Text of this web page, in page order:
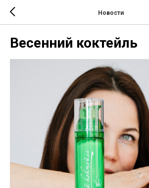
Новости
Весенний коктейль